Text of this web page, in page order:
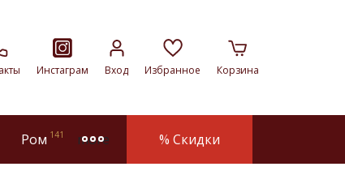
Инстаграм Вход Избранное Корзина
Ром 141 more % Скидки